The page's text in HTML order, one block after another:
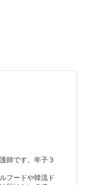
師です。年子３
フードや韓流ド